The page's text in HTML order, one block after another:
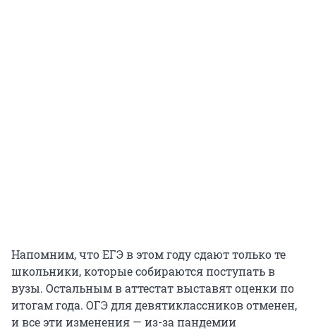
Напомним, что ЕГЭ в этом году сдают только те
школьники, которые собираются поступать в
вузы. Остальным в аттестат выставят оценки по
итогам года. ОГЭ для девятиклассников отменен,
и все эти изменения — из-за пандемии